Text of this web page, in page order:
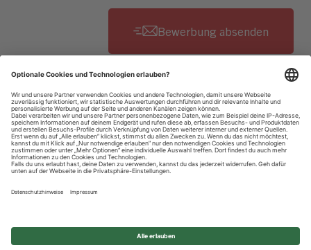
Datenschutzhinweise
Impressum